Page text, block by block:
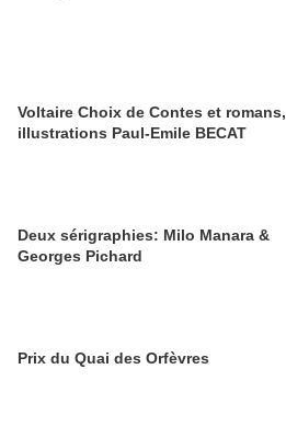
Voltaire Choix de Contes et romans,
illustrations Paul-Emile BECAT
Deux sérigraphies: Milo Manara &
Georges Pichard
Prix du Quai des Orfèvres